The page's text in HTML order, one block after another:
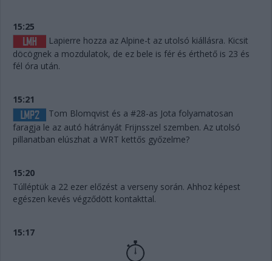
15:25
Lapierre hozza az Alpine-t az utolsó kiállásra. Kicsit
döcögnek a mozdulatok, de ez bele is fér és érthető is 23 és
fél óra után.
15:21
Tom Blomqvist és a #28-as Jota folyamatosan
faragja le az autó hátrányát Frijnsszel szemben. Az utolsó
pillanatban elúszhat a WRT kettős győzelme?
15:20
Túlléptük a 22 ezer előzést a verseny során. Ahhoz képest
egészen kevés végződött kontakttal.
15:17